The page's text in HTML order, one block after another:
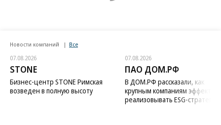
Новости компаний Все
07.08.2026
STONE
Бизнес-центр STONE Римская
возведен в полную высоту
07.08.2026
ПАО ДОМ.РФ
В ДОМ.РФ рассказали, как
крупным компаниям
реализовывать ESG-стратегию